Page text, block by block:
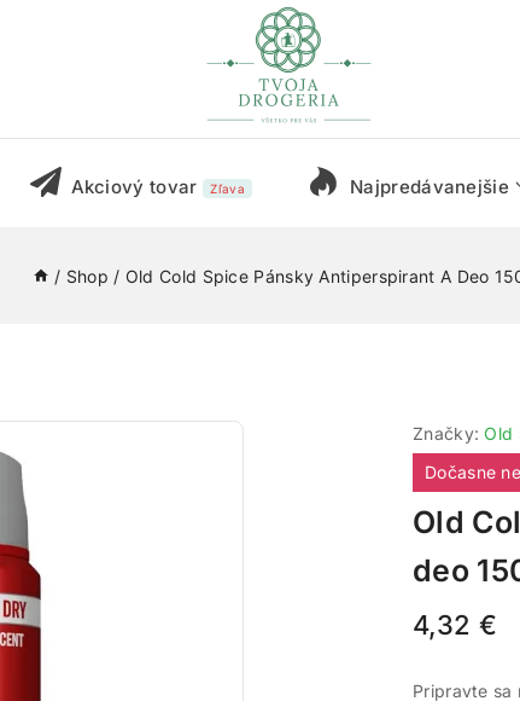
Akciový tovar Zľava Najpredávanejšie
/ Shop / Old Cold Spice Pánsky Antiperspirant A Deo
Značky:Old
Dočasne
Old
deo
4,32 €
Pripravte sa